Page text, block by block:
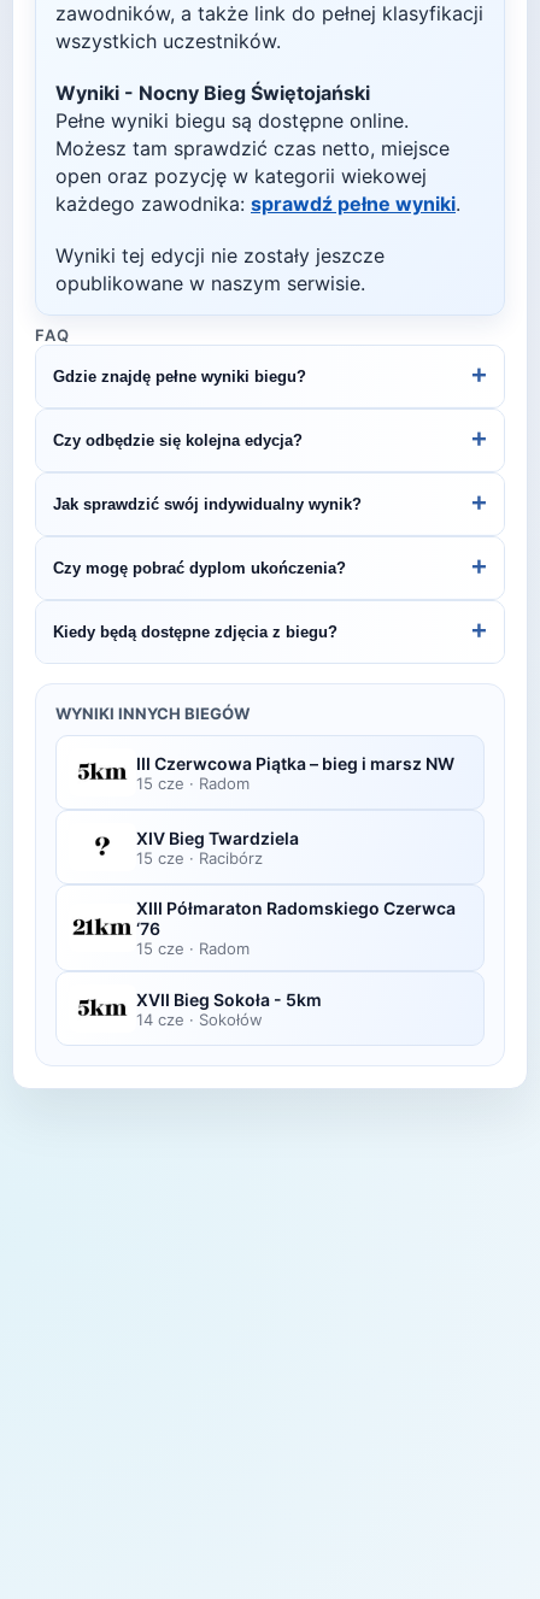
zawodników, a także link do pełnej klasyfikacji
wszystkich uczestników.
Wyniki - Nocny Bieg Świętojański
Pełne wyniki biegu są dostępne online.
Możesz tam sprawdzić czas netto, miejsce
open oraz pozycję w kategorii wiekowej
każdego zawodnika: sprawdź pełne wyniki.
Wyniki tej edycji nie zostały jeszcze
opublikowane w naszym serwisie.
FAQ
Gdzie znajdę pełne wyniki biegu? +
stronie internetowej lub na platformach takich jak
LiveTracking, RunnerSpace czy MarathonSport.
Czy odbędzie się kolejna edycja? +
Śledź stronę organizatora lub ZawodyBiegowe.pl,
by być na bieżąco z datą kolejnej edycji Nocny
Bieg Świętojański.
Jak sprawdzić swój indywidualny wynik? +
organizatora lub platformie pomiarowej podanej na
bibie startowym. Wyniki zawierają czas brutto i
netto, a często też pozycję wśród wszystkich
uczestników i w kategorii wiekowej.
Czy mogę pobrać dyplom ukończenia? +
elektroniczne dyplomy do pobrania ze strony
organizatora po opublikowaniu oficjalnych
Kiedy będą dostępne zdjęcia z biegu? +
w ciągu kilku dni po zawodach na swojej stronie
lub fanpage'u na Facebooku.
WYNIKI INNYCH BIEGÓW
III Czerwcowa Piątka – bieg i marsz NW
15 cze · Radom
XIV Bieg Twardziela
15 cze · Racibórz
XIII Półmaraton Radomskiego Czerwca
‘76
15 cze · Radom
XVII Bieg Sokoła - 5km
14 cze · Sokołów